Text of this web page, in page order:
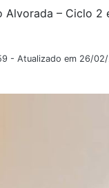
– Ciclo 2
- Atualizado em 26/